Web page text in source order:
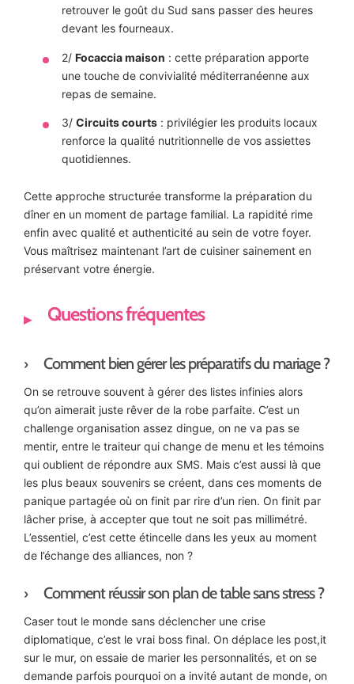
retrouver le goût du Sud sans passer des heures
devant les fourneaux.
2/ Focaccia maison : cette préparation apporte
une touche de convivialité méditerranéenne aux
repas de semaine.
3/ Circuits courts : privilégier les produits locaux
renforce la qualité nutritionnelle de vos assiettes
quotidiennes.
Cette approche structurée transforme la préparation du
dîner en un moment de partage familial. La rapidité rime
enfin avec qualité et authenticité au sein de votre foyer.
Vous maîtrisez maintenant l’art de cuisiner sainement en
préservant votre énergie.
Questions fréquentes
Comment bien gérer les préparatifs du mariage ?
On se retrouve souvent à gérer des listes infinies alors
qu’on aimerait juste rêver de la robe parfaite. C’est un
challenge organisation assez dingue, on ne va pas se
mentir, entre le traiteur qui change de menu et les témoins
qui oublient de répondre aux SMS. Mais c’est aussi là que
les plus beaux souvenirs se créent, dans ces moments de
panique partagée où on finit par rire d’un rien. On finit par
lâcher prise, à accepter que tout ne soit pas millimétré.
L’essentiel, c’est cette étincelle dans les yeux au moment
de l’échange des alliances, non ?
Comment réussir son plan de table sans stress ?
Caser tout le monde sans déclencher une crise
diplomatique, c’est le vrai boss final. On déplace les post,it
sur le mur, on essaie de marier les personnalités, et on se
demande parfois pourquoi on a invité autant de monde, on